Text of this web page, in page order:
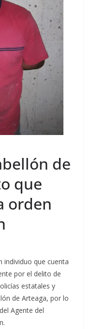
de
que
orden
individuo que cuenta
por el delito de
estatales y
de Arteaga, por lo
Agente del